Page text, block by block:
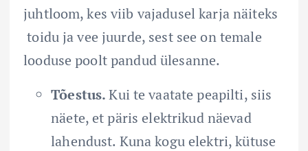
juhtloom, kes viib vajadusel karja näiteks
toidu ja vee juurde, sest see on temale
looduse poolt pandud ülesanne.
Tõestus.Kui te vaatate peapilti, siis
näete, et päris elektrikud näevad
lahendust. Kuna kogu elektri, kütuse